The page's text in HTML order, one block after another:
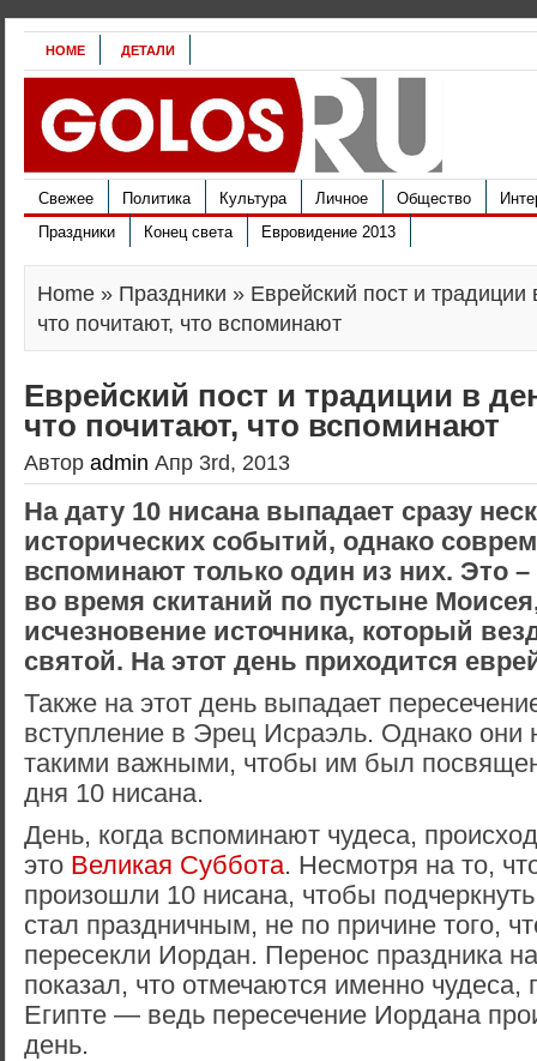
HOME ДЕТАЛИ
Свежее Политика Культура Личное Общество
Праздники
Конец света Евровидение 2013
Home » Праздники » Еврейский пост и
что почитают, что вспоминают
Еврейский пост и традиции в
что почитают, что вспоминают
Автор admin Апр 3rd, 2013
На дату 10 нисана выпадает сразу
исторических событий, однако
вспоминают только один из них. Это
во время скитаний по пустыне
исчезновение источника, который
святой. На этот день приходится
Также на этот день выпадает
вступление в Эрец Исраэль. Однако они
такими важными, чтобы им был
дня 10 нисана.
День, когда вспоминают чудеса,
это Великая Суббота. Несмотря на то,
произошли 10 нисана, чтобы
стал праздничным, не по причине того,
пересекли Иордан. Перенос праздника
показал, что отмечаются именно
Египте — ведь пересечение Иордана
день.